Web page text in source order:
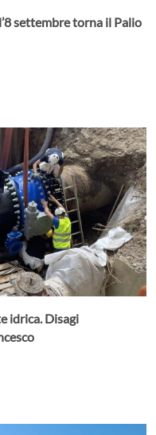
settembre torna il Palio
idrica. Disagi